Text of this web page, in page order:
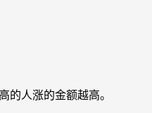
的人涨的金额越高。